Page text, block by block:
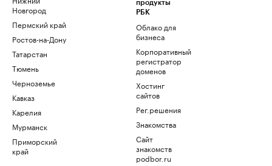
Новгород
Пермский край
Ростов-на-Дону
Татарстан
Тюмень
Черноземье
Кавказ
Карелия
Мурманск
Приморский
край
продукты
РБК
Облако для
бизнеса
Корпоративный
регистратор
доменов
Хостинг
сайтов
Рег.решения
Знакомства
Сайт
знакомств
podbor.ru